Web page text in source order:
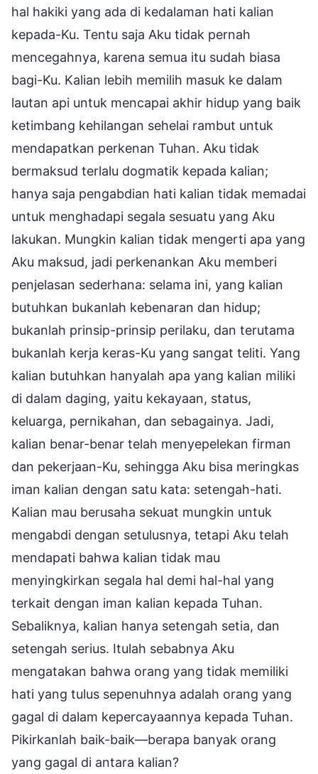
hal hakiki yang ada di kedalaman hati kalian
kepada-Ku. Tentu saja Aku tidak pernah
mencegahnya, karena semua itu sudah biasa
bagi-Ku. Kalian lebih memilih masuk ke dalam
lautan api untuk mencapai akhir hidup yang baik
ketimbang kehilangan sehelai rambut untuk
mendapatkan perkenan Tuhan. Aku tidak
bermaksud terlalu dogmatik kepada kalian;
hanya saja pengabdian hati kalian tidak memadai
untuk menghadapi segala sesuatu yang Aku
lakukan. Mungkin kalian tidak mengerti apa yang
Aku maksud, jadi perkenankan Aku memberi
penjelasan sederhana: selama ini, yang kalian
butuhkan bukanlah kebenaran dan hidup;
bukanlah prinsip-prinsip perilaku, dan terutama
bukanlah kerja keras-Ku yang sangat teliti. Yang
kalian butuhkan hanyalah apa yang kalian miliki
di dalam daging, yaitu kekayaan, status,
keluarga, pernikahan, dan sebagainya. Jadi,
kalian benar-benar telah menyepelekan firman
dan pekerjaan-Ku, sehingga Aku bisa meringkas
iman kalian dengan satu kata: setengah-hati.
Kalian mau berusaha sekuat mungkin untuk
mengabdi dengan setulusnya, tetapi Aku telah
mendapati bahwa kalian tidak mau
menyingkirkan segala hal demi hal-hal yang
terkait dengan iman kalian kepada Tuhan.
Sebaliknya, kalian hanya setengah setia, dan
setengah serius. Itulah sebabnya Aku
mengatakan bahwa orang yang tidak memiliki
hati yang tulus sepenuhnya adalah orang yang
gagal di dalam kepercayaannya kepada Tuhan.
Pikirkanlah baik-baik—berapa banyak orang
yang gagal di antara kalian?